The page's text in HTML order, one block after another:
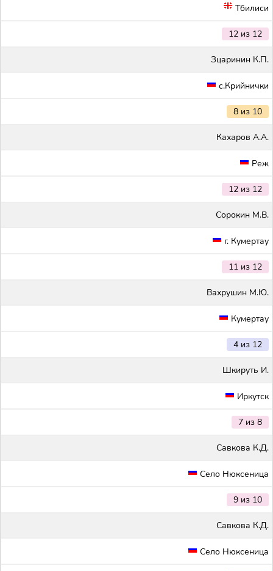
Тбилиси
12 из 12
Зцаринин К.П.
с.Крийнички
8 из 10
Кахаров А.А.
Реж
12 из 12
Сорокин М.В.
г. Кумертау
11 из 12
Вахрушин М.Ю.
Кумертау
4 из 12
Шкируть И.
Иркутск
7 из 8
Савкова К.Д.
Село Нюксеница
9 из 10
Савкова К.Д.
Село Нюксеница